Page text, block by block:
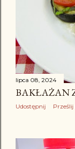
lipca 08, 2024
BAKŁAŻAN
Udostępnij